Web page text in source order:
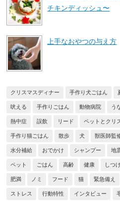
チキンディッシュ〜
上手なおやつの与え方
クリスマスディナー 手作り犬ごはん
吠える 手作りごはん 動物病院 う
熱中症 誤飲 リード ペットとクリ
手作り猫ごはん 散歩 犬 獣医師監
水分補給 おでかけ シャンプー 地
ペット ごはん 高齢 健康 しつけ
肥満 ノミ フード 猫 緊急備え
ストレス 行動特性 インタビュー